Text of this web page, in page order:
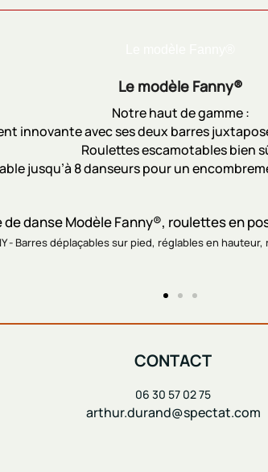
Le modèle Fanny®
Notre haut de gamme :
innovante avec ses deux barres
Roulettes escamotables bien
jusqu’à 8 danseurs pour un
- Barres déplaçables sur pied, réglables en
CONTACT
06 30 57 02 75
arthur.durand@spectat.com